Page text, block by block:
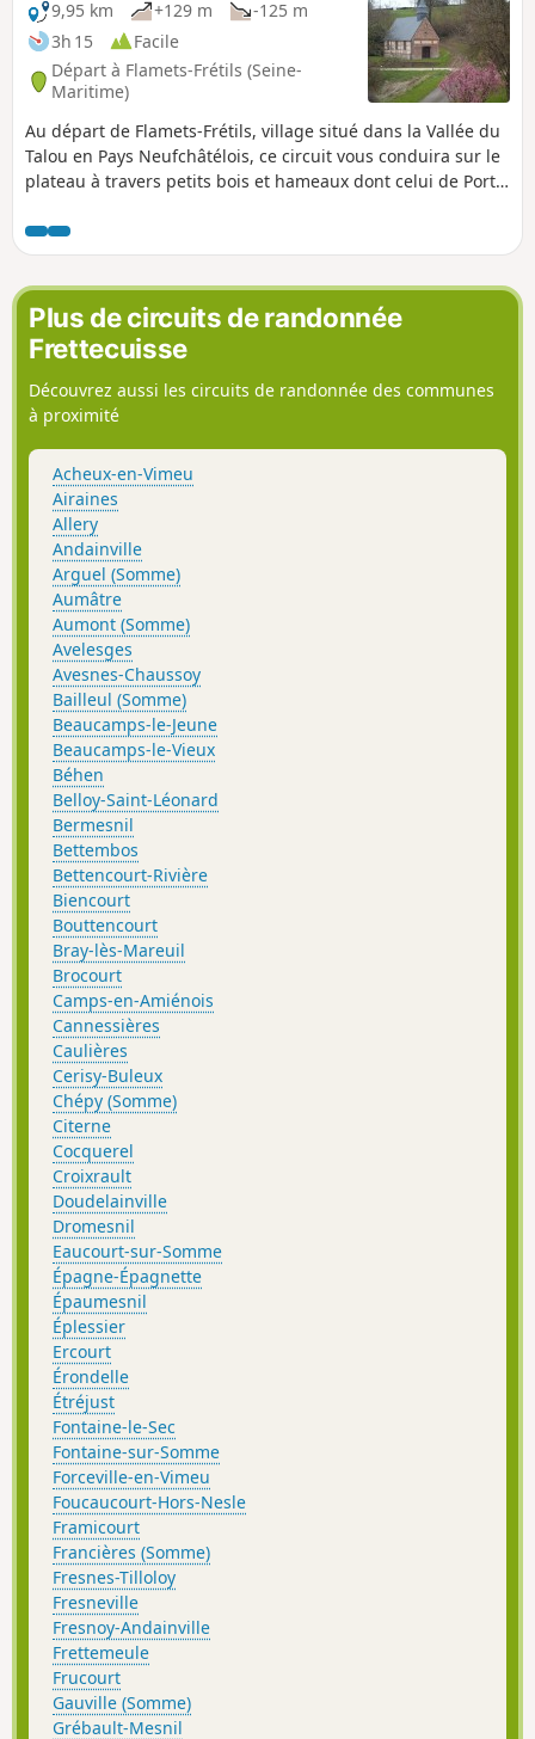
9,95 km
+129 m
-125 m
3h 15
Facile
Départ à Flamets-Frétils (Seine-
Maritime)
Au départ de Flamets-Frétils, village situé dans la Vallée du
Talou en Pays Neufchâtélois, ce circuit vous conduira sur le
plateau à travers petits bois et hameaux dont celui de Port-
Plus de circuits de randonnée
Frettecuisse
Découvrez aussi les circuits de randonnée des communes
à proximité
Acheux-en-Vimeu
Airaines
Allery
Andainville
Arguel (Somme)
Aumâtre
Aumont (Somme)
Avelesges
Avesnes-Chaussoy
Bailleul (Somme)
Beaucamps-le-Jeune
Beaucamps-le-Vieux
Béhen
Belloy-Saint-Léonard
Bermesnil
Bettembos
Bettencourt-Rivière
Biencourt
Bouttencourt
Bray-lès-Mareuil
Brocourt
Camps-en-Amiénois
Cannessières
Caulières
Cerisy-Buleux
Chépy (Somme)
Citerne
Cocquerel
Croixrault
Doudelainville
Dromesnil
Eaucourt-sur-Somme
Épagne-Épagnette
Épaumesnil
Éplessier
Ercourt
Érondelle
Étréjust
Fontaine-le-Sec
Fontaine-sur-Somme
Forceville-en-Vimeu
Foucaucourt-Hors-Nesle
Framicourt
Francières (Somme)
Fresnes-Tilloloy
Fresneville
Fresnoy-Andainville
Frettemeule
Frucourt
Gauville (Somme)
Grébault-Mesnil